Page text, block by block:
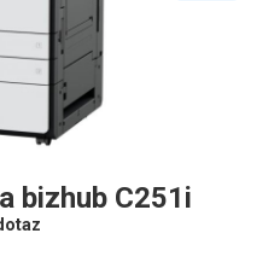
bizhub C251i